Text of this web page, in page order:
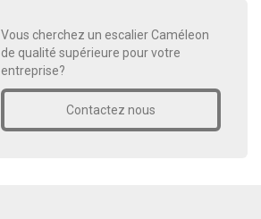
Vous cherchez un escalier Caméleon
de qualité supérieure pour votre
entreprise?
Contactez nous